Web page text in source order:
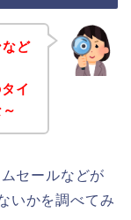
ど
イ
セールなどが
いかを調べてみ